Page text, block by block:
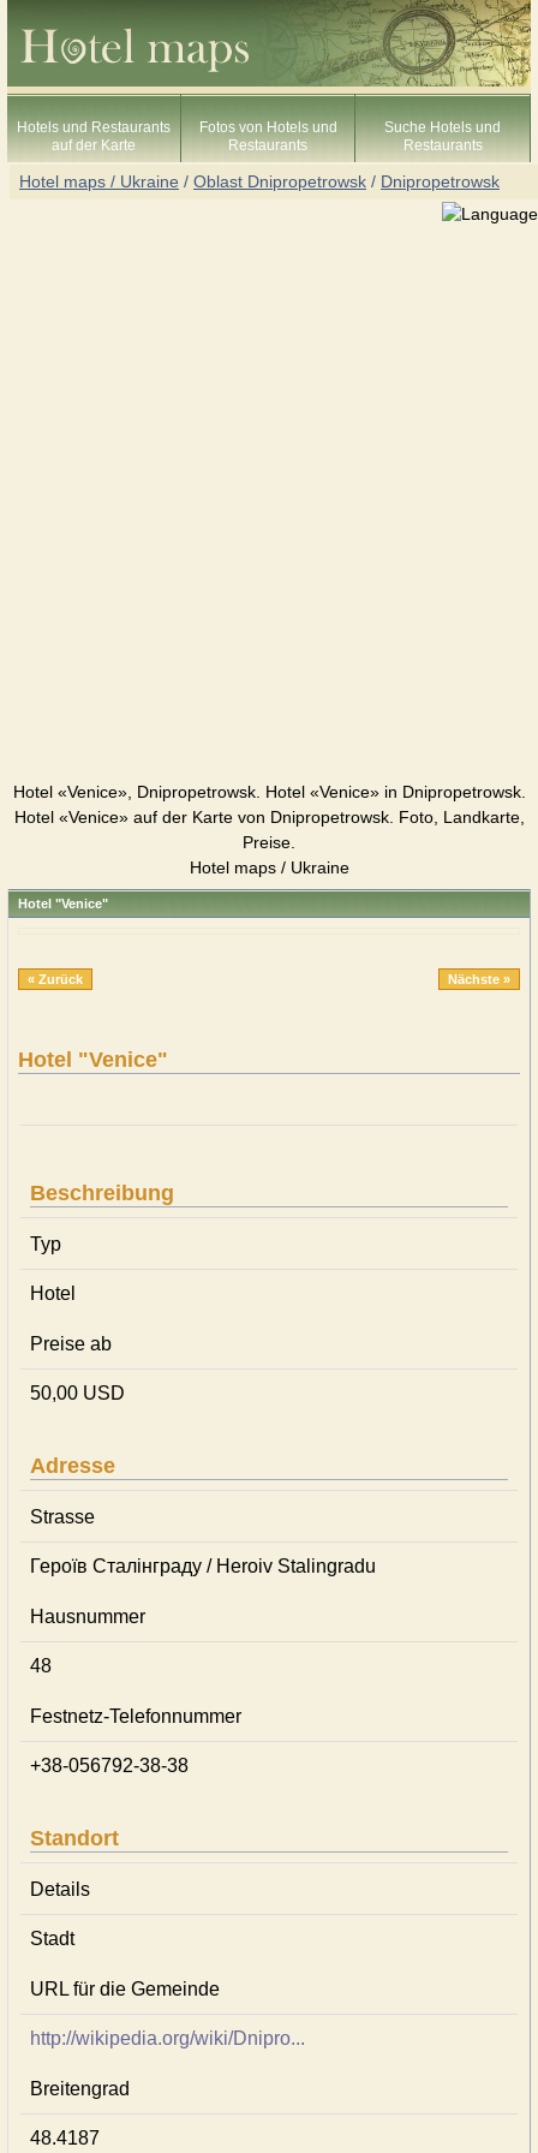
Hotels und Restaurants
auf der Karte
Fotos von Hotels und
Restaurants
Suche Hotels und
Restaurants
Hotel maps / Ukraine / Oblast Dnipropetrowsk / Dnipropetrowsk
Hotel «Venice», Dnipropetrowsk. Hotel «Venice» in Dnipropetrowsk.
Hotel «Venice» auf der Karte von Dnipropetrowsk. Foto, Landkarte,
Preise.
Hotel maps / Ukraine
Hotel "Venice"
« Zurück Nächste »
Hotel "Venice"
Beschreibung
Typ
Hotel
Preise ab
50,00 USD
Adresse
Strasse
Героїв Сталінграду / Heroiv Stalingradu
Hausnummer
48
Festnetz-Telefonnummer
+38-056792-38-38
Standort
Details
Stadt
URL für die Gemeinde
http://wikipedia.org/wiki/Dnipro...
Breitengrad
48.4187